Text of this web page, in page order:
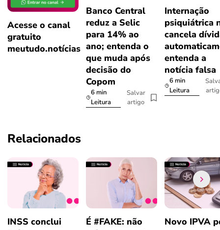
Acesse o canal
gratuito
meutudo.notícias
Banco Central
reduz a Selic
para 14% ao
ano; entenda o
que muda após
decisão do
Copom
6 min
Leitura
Salvar
artigo
Internação
psiquiátrica
cancela
entenda a
notícia falsa
6 min
Leitura
Relacionados
INSS conclui
É #FAKE: não
Novo IPVA